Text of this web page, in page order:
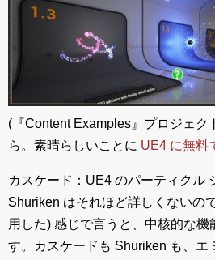
(『Content Examples』プロジェク
ら。素晴らしいことに UE4 に無料
カスケード：UE4 のパーティクル
Shuriken はそれほど詳しくないの
用した) 感じで言うと、中核的な機
す。カスケードも Shuriken も、エ